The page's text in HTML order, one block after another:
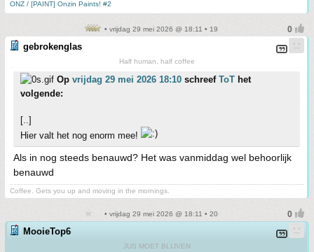
ONZ / [PAINT] Onzin Paints! #2
• vrijdag 29 mei 2026 @ 18:11 • 19
gebrokenglas
Half human, half coffee
Op vrijdag 29 mei 2026 18:10 schreef ToT het
volgende:
[..]
Hier valt het nog enorm mee!
Als in nog steeds benauwd? Het was vanmiddag wel behoorlijk
benauwd
Coffee. Gets you up and moving in the mornings.
• vrijdag 29 mei 2026 @ 18:11 • 20
MooieTop6
JUS MOET BLIJVEN